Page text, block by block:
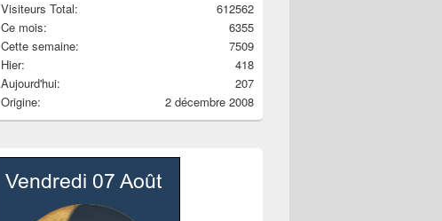
612562
Visiteurs Total:
6355
Ce mois:
7509
Cette semaine:
418
Hier:
207
Aujourd'hui:
2 décembre 2008
Origine: